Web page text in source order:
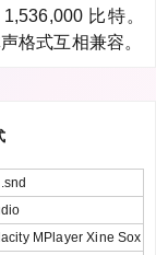
比特。
格式互相兼容。
MPlayer Xine Sox